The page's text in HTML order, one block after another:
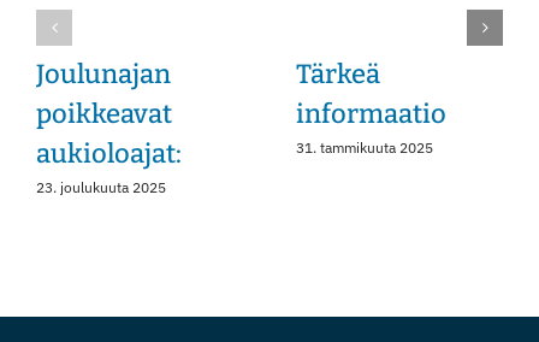
Joulunajan
poikkeavat
aukioloajat:
23. joulukuuta 2025
Tärkeä
informaatio
31. tammikuuta 2025